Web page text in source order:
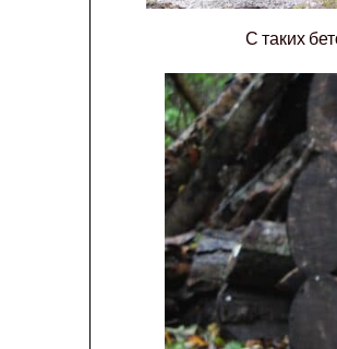
С таких